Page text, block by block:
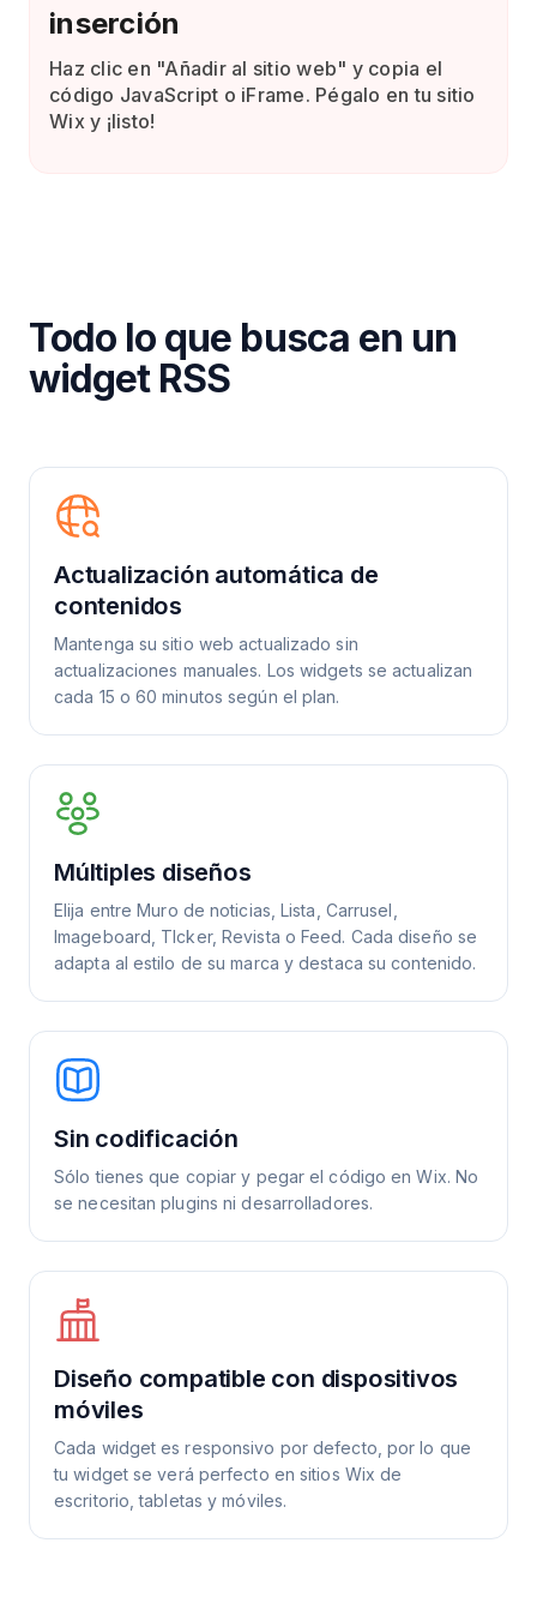
inserción
Haz clic en "Añadir al sitio web" y copia el
código JavaScript o iFrame. Pégalo en tu sitio
Wix y ¡listo!
Todo lo que busca en un
widget RSS
Actualización automática de
contenidos
Mantenga su sitio web actualizado sin
actualizaciones manuales. Los widgets se actualizan
cada 15 o 60 minutos según el plan.
Múltiples diseños
Elija entre Muro de noticias, Lista, Carrusel,
Imageboard, TIcker, Revista o Feed. Cada diseño se
adapta al estilo de su marca y destaca su contenido.
Sin codificación
Sólo tienes que copiar y pegar el código en Wix. No
se necesitan plugins ni desarrolladores.
Diseño compatible con dispositivos
móviles
Cada widget es responsivo por defecto, por lo que
tu widget se verá perfecto en sitios Wix de
escritorio, tabletas y móviles.